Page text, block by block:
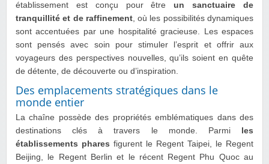
établissement est conçu pour êtreun sanctuaire de
tranquillité et de raffinement, où les possibilités dynamiques
sont accentuées par une hospitalité gracieuse. Les espaces
sont pensés avec soin pour stimuler l’esprit et offrir aux
voyageurs des perspectives nouvelles, qu’ils soient en quête
de détente, de découverte ou d’inspiration.
Des emplacements stratégiques dans le
monde entier
La chaîne possède des propriétés emblématiques dans des
destinations clés à travers le monde. Parmi
les
établissements phares figurent le Regent Taipei, le Regent
Beijing, le Regent Berlin et le récent Regent Phu Quoc au